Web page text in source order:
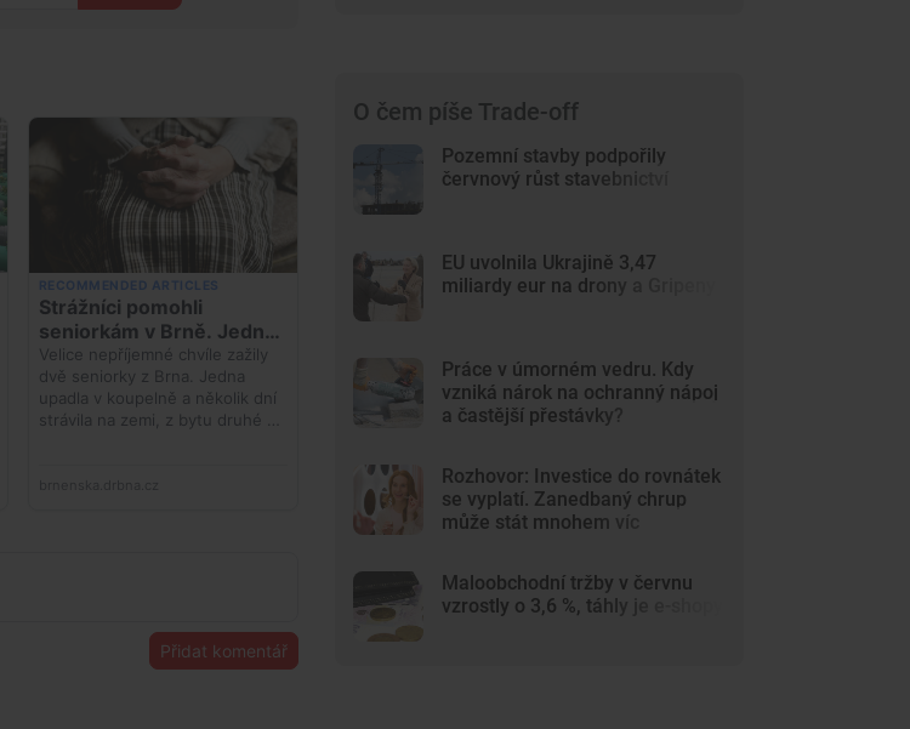
Přidat komentář
O čem píše Trade-off
Pozemní stavby podpořily
červnový růst stavebnictví
EU uvolnila Ukrajině 3,47
miliardy eur na drony a Gripeny
Práce v úmorném vedru. Kdy
vzniká nárok na ochranný nápoj
a častější přestávky?
Rozhovor: Investice do rovnátek
se vyplatí. Zanedbaný chrup
může stát mnohem víc
Maloobchodní tržby v červnu
vzrostly o 3,6 %, táhly je e-shopy